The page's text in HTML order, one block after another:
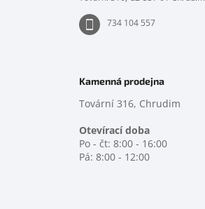
734 104 557
Kamenná prodejna
Tovární 316, Chrudim
Otevírací doba
Po - čt: 8:00 - 16:00
Pá: 8:00 - 12:00